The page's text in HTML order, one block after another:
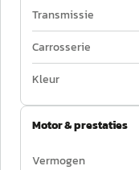
Transmissie
Carrosserie
Kleur
Motor & prestaties
Vermogen